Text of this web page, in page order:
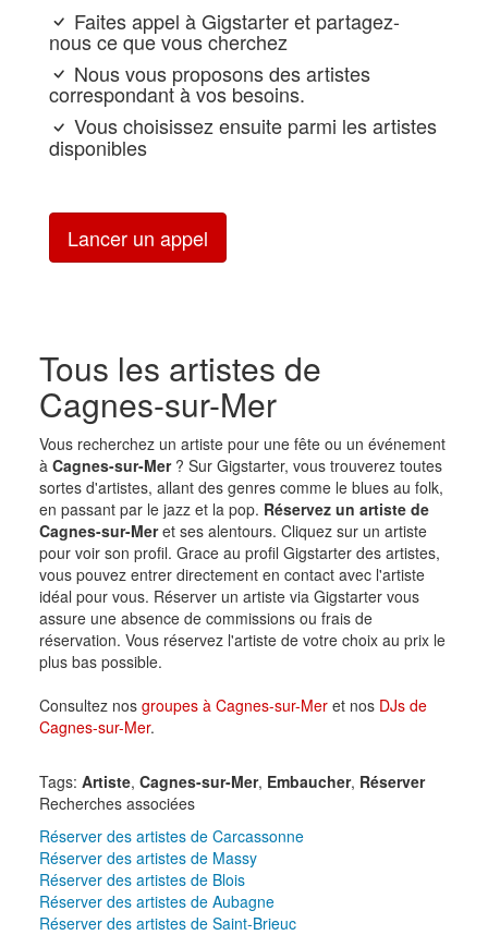
Faites appel à Gigstarter et partagez-
nous ce que vous cherchez
Nous vous proposons des artistes
correspondant à vos besoins.
Vous choisissez ensuite parmi les artistes
disponibles
Lancer un appel
Tous les artistes de
Cagnes-sur-Mer
Vous recherchez un artiste pour une fête ou un événement
à Cagnes-sur-Mer? Sur Gigstarter, vous trouverez toutes
sortes d'artistes, allant des genres comme le blues au folk,
en passant par le jazz et la pop. Réservez un artiste de
Cagnes-sur-Meret ses alentours. Cliquez sur un artiste
pour voir son profil. Grace au profil Gigstarter des artistes,
vous pouvez entrer directement en contact avec l'artiste
idéal pour vous. Réserver un artiste via Gigstarter vous
assure une absence de commissions ou frais de
réservation. Vous réservez l'artiste de votre choix au prix le
plus bas possible.
Consultez nos groupes à Cagnes-sur-Meret nos DJs de
Cagnes-sur-Mer.
Tags: Artiste, Cagnes-sur-Mer, Embaucher, Réserver
Recherches associées
Réserver des artistes de Carcassonne
Réserver des artistes de Massy
Réserver des artistes de Blois
Réserver des artistes de Aubagne
Réserver des artistes de Saint-Brieuc